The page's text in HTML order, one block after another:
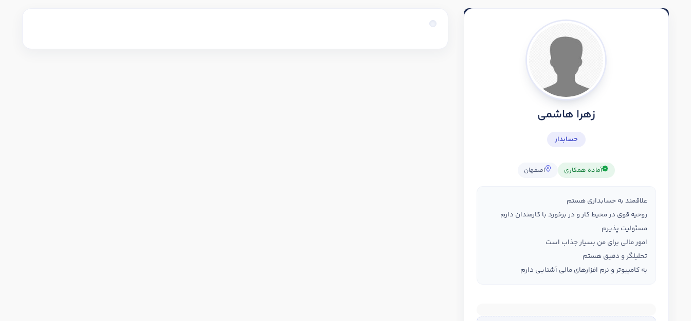
زهرا هاشمی
حسابدار
آماده همکاری اصفهان
علاقمند به حسابداری هستم
روحیه قوی در محیط کار و در برخورد با کارمندان دارم
مسئولیت پذیرم
امور مالی برای من بسیار جذاب است
تحلیلگر و دقیق هستم
به کامپیوتر و نرم افزارهای مالی آشنایی دارم